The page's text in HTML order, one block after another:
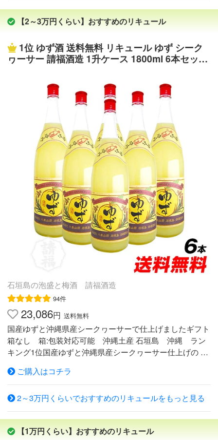
【2～3万円くらい】おすすめのリキュール
1位 ゆず酒 送料無料 リキュール ゆず シーク
ヮーサー 請福酒造 1升ケース 1800ml 6本セット
石垣島の泡盛と梅酒 請福酒造
94件
23,086円 送料無料
国産ゆずと沖縄県産シークヮーサーで仕上げましたギフト
箱なし 箱:包装対応可能 沖縄土産 石垣島 沖縄 ラン
キング1位国産ゆずと沖縄県産シークヮーサー仕上げの 爽
蔵元厳選の泡盛を、さっぱり、キリッとした香り高い10
0％国産ゆずと、爽やかな風味あふれる沖縄ブランドの県
産シークヮーサーをあわせて、美味しく仕上げました。
ゆず＆シークヮーサーの豊かな酸味と泡盛の味わい深い旨
みを これ以上ない、絶妙のバランスでブレンドし、 今ま
での泡盛ベースのリキュールとは全く違った驚くほど飲み
ご購入はコチラ
2～3万円くらいでおすすめのリキュールをもっと見る
【1万円くらい】おすすめのリキュール